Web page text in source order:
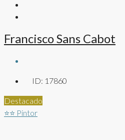
Francisco Sans Cabot
ID: 17860
Destacado
⭐⭐ Pintor